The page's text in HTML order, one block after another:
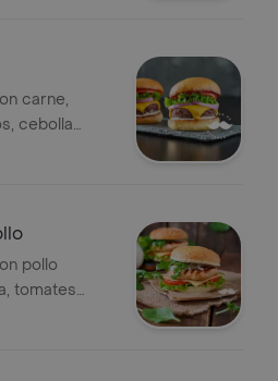
carne,
cebolla
queso
pollo
tomates
cheddar,